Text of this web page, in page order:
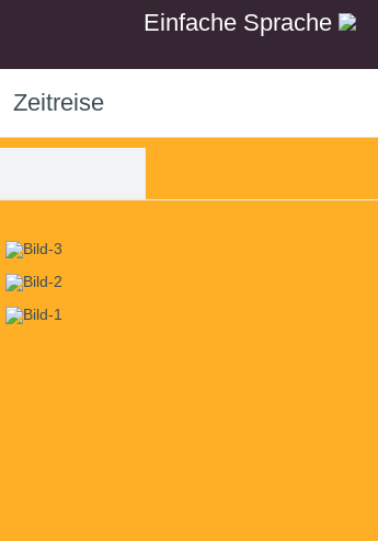
Einfache Sprache
Zeitreise